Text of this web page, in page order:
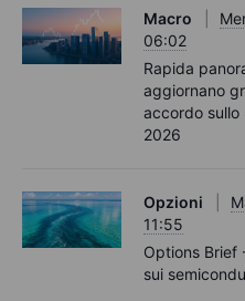
Macro
06:02
Rapida
aggiornano
accordo
2026
Opzioni
11:55
Options Brief
sui